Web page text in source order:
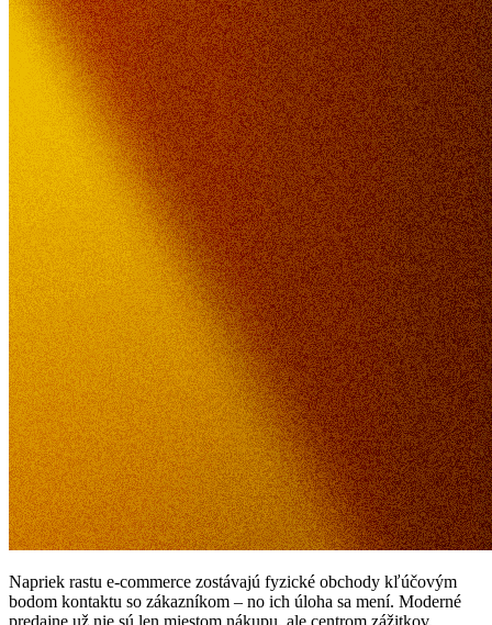
Napriek rastu e-commerce zostávajú fyzické obchody kľúčovým
bodom kontaktu so zákazníkom – no ich úloha sa mení. Moderné